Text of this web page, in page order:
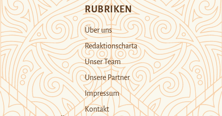
RUBRIKEN
Über uns
Redaktionscharta
Unser Team
Unsere Partner
Impressum
Kontakt